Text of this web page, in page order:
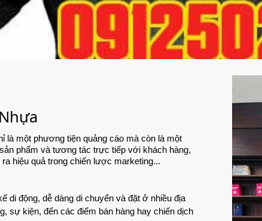
là một phương tiện quảng cáo mà còn là một
phẩm và tương tác trực tiếp với khách hàng,
hiệu quả trong chiến lược marketing...
di động, dễ dàng di chuyển và đặt ở nhiều địa
sự kiện, đến các điểm bán hàng hay chiến dịch